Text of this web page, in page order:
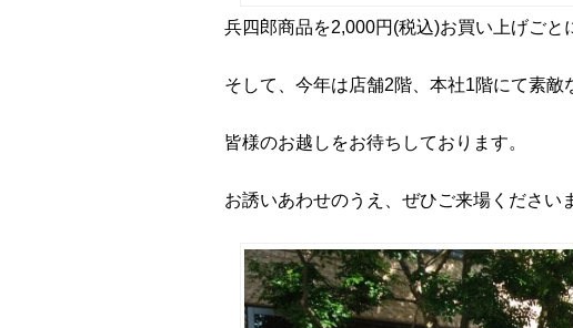
兵四郎商品を2,000円(税込)お買い上げごと
そして、今年は店舗2階、本社1階にて素敵
皆様のお越しをお待ちしております。
お誘いあわせのうえ、ぜひご来場ください